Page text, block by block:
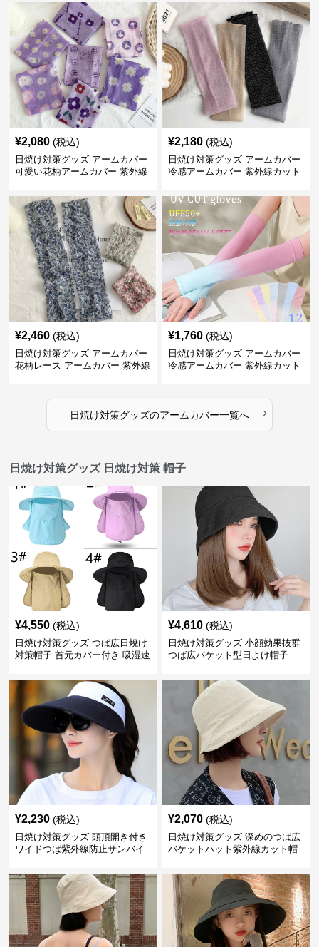
¥2,080 (税込)
日焼け対策グッズ アームカバー
可愛い花柄アームカバー 紫外線
¥2,180 (税込)
日焼け対策グッズ アームカバー
冷感アームカバー 紫外線カット
¥2,460 (税込)
日焼け対策グッズ アームカバー
花柄レース アームカバー 紫外線
¥1,760 (税込)
日焼け対策グッズ アームカバー
冷感アームカバー 紫外線カット
日焼け対策グッズのアームカバー一覧へ ›
日焼け対策グッズ 日焼け対策 帽子
¥4,550 (税込)
日焼け対策グッズ つば広日焼け
対策帽子 首元カバー付き 吸湿速
¥4,610 (税込)
日焼け対策グッズ 小顔効果抜群
つば広バケット型日よけ帽子
¥2,230 (税込)
日焼け対策グッズ 頭頂開き付き
ワイドつば紫外線防止サンバイ
¥2,070 (税込)
日焼け対策グッズ 深めのつば広
バケットハット紫外線カット帽